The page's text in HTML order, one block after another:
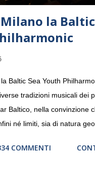
la Baltic
Baltic Sea Youth
tradizioni musicali dei
Baltico, nella convinzione
né limiti, sia di natura
a Heiden, in
COMMENTI